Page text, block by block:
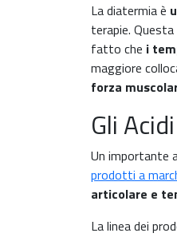
La diatermia è
terapie.
fatto che i
maggiore
forza
Gli
Un importante
prodotti a
articolare e
La linea dei